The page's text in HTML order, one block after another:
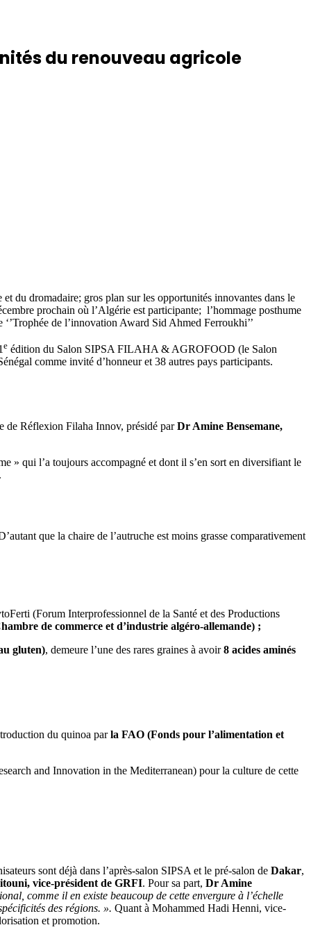
du renouveau agricole
du dromadaire; gros plan sur les opportunités innovantes dans le
prochain où l’Algérie est participante; l’hommage posthume
de l’innovation Award Sid Ahmed Ferroukhi’’
e édition du Salon SIPSA FILAHA & AGROFOOD (le Salon
comme invité d’honneur et 38 autres pays participants.
de Réflexion Filaha Innov, présidé parDr Amine Bensemane,
» qui l’a toujours accompagné et dont il s’en sort en diversifiant le
que la chaire de l’autruche est moins grasse comparativement
(Forum Interprofessionnel de la Santé et des Productions
de commerce et d’industrie algéro-allemande) ;
gluten), demeure l’une des rares graines à avoir8 acides aminés
du quinoa parla FAO (Fonds pour l’alimentation et
and Innovation in the Mediterranean) pour la culture de cette
sont déjà dans l’après-salon SIPSA et le pré-salon de Dakar,
vice-président de GRFI. Pour sa part, Dr Amine
comme il en existe beaucoup de cette envergure à l’échelle
des régions. ». Quant à Mohammed Hadi Henni, vice-
et promotion.